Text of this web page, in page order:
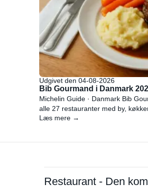
Udgivet den 04-08-2026
Bib Gourmand i Danmark
Michelin Guide · Danmark Bib
alle 27 restauranter med by,
Læs mere →
Restaurant - Den